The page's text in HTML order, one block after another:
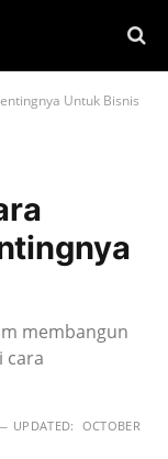
Untuk Bisnis
membangun
cara
UPDATED: OCTOBER